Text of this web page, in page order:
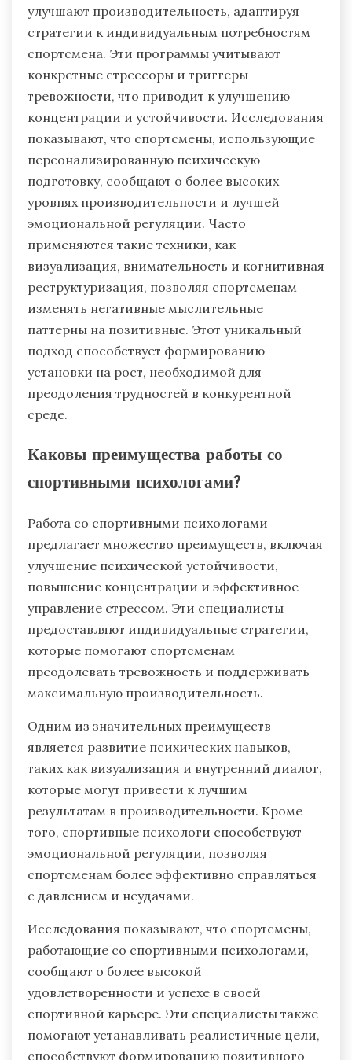
улучшают производительность, адаптируя
стратегии к индивидуальным потребностям
спортсмена. Эти программы учитывают
конкретные стрессоры и триггеры
тревожности, что приводит к улучшению
концентрации и устойчивости. Исследования
показывают, что спортсмены, использующие
персонализированную психическую
подготовку, сообщают о более высоких
уровнях производительности и лучшей
эмоциональной регуляции. Часто
применяются такие техники, как
визуализация, внимательность и когнитивная
реструктуризация, позволяя спортсменам
изменять негативные мыслительные
паттерны на позитивные. Этот уникальный
подход способствует формированию
установки на рост, необходимой для
преодоления трудностей в конкурентной
среде.
Каковы преимущества работы со
спортивными психологами?
Работа со спортивными психологами
предлагает множество преимуществ, включая
улучшение психической устойчивости,
повышение концентрации и эффективное
управление стрессом. Эти специалисты
предоставляют индивидуальные стратегии,
которые помогают спортсменам
преодолевать тревожность и поддерживать
максимальную производительность.
Одним из значительных преимуществ
является развитие психических навыков,
таких как визуализация и внутренний диалог,
которые могут привести к лучшим
результатам в производительности. Кроме
того, спортивные психологи способствуют
эмоциональной регуляции, позволяя
спортсменам более эффективно справляться
с давлением и неудачами.
Исследования показывают, что спортсмены,
работающие со спортивными психологами,
сообщают о более высокой
удовлетворенности и успехе в своей
спортивной карьере. Эти специалисты также
помогают устанавливать реалистичные цели,
способствуют формированию позитивного